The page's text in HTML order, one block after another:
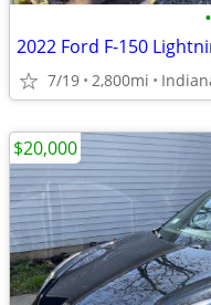
•
2022 Ford F-150
7/19 2,800mi
$20,000